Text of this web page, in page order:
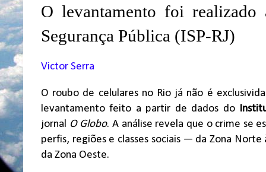
O levantamento foi
Segurança Pública (ISP-RJ)
Victor Serra
O roubo de celulares no Rio já não é
levantamento feito a partir de dados do
jornal O Globo. A análise revela que o crime se
perfis, regiões e classes sociais — da Zona Norte
da Zona Oeste.